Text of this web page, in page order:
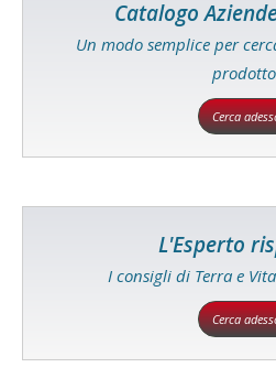
Catalogo
Un modo semplice per
Cerca
L'Esperto
I consigli di Terra e
Cerca